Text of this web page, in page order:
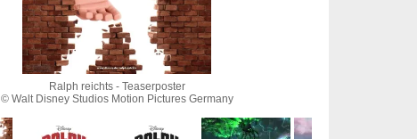
Ralph reichts - Teaserposter
© Walt Disney Studios Motion Pictures Germany